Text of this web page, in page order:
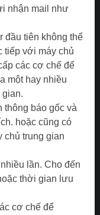
nhận mail như
đầu tiên không thể
tiếp với máy chủ
các cơ chế để
một hay nhiều
gian.
thông báo gốc và
hoặc cũng có
chủ trung gian
lần. Cho đến
thời gian lưu
cơ chế để